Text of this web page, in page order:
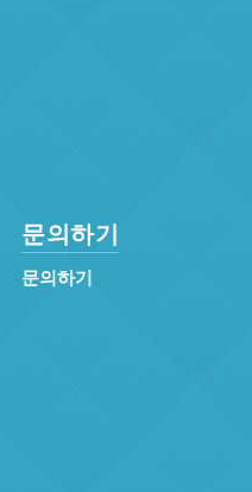
문의하기
문의하기